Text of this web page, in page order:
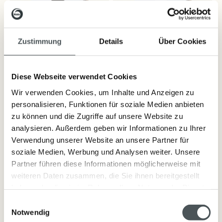
Zustimmung Details Über Cookies
Diese Webseite verwendet Cookies
Wir verwenden Cookies, um Inhalte und Anzeigen zu
personalisieren, Funktionen für soziale Medien anbieten
zu können und die Zugriffe auf unsere Website zu
analysieren. Außerdem geben wir Informationen zu Ihrer
Verwendung unserer Website an unsere Partner für
soziale Medien, Werbung und Analysen weiter. Unsere
Partner führen diese Informationen möglicherweise mit
weiteren Daten zusammen, die Sie ihnen bereitgestellt
Notwendig
40ml
100 ML
aquatisch frisch - wie eine
Meeresbrise
In den Warenkorb
40ml
blumig - feminin
In den Warenkorb